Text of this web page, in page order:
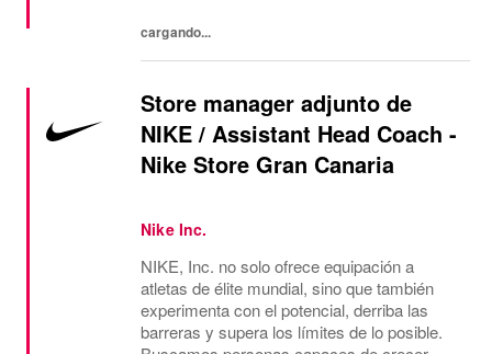
cargando...
Store manager adjunto de
NIKE / Assistant Head Coach -
Nike Store Gran Canaria
Nike Inc.
NIKE, Inc. no solo ofrece equipación a
atletas de élite mundial, sino que también
experimenta con el potencial, derriba las
barreras y supera los límites de lo posible.